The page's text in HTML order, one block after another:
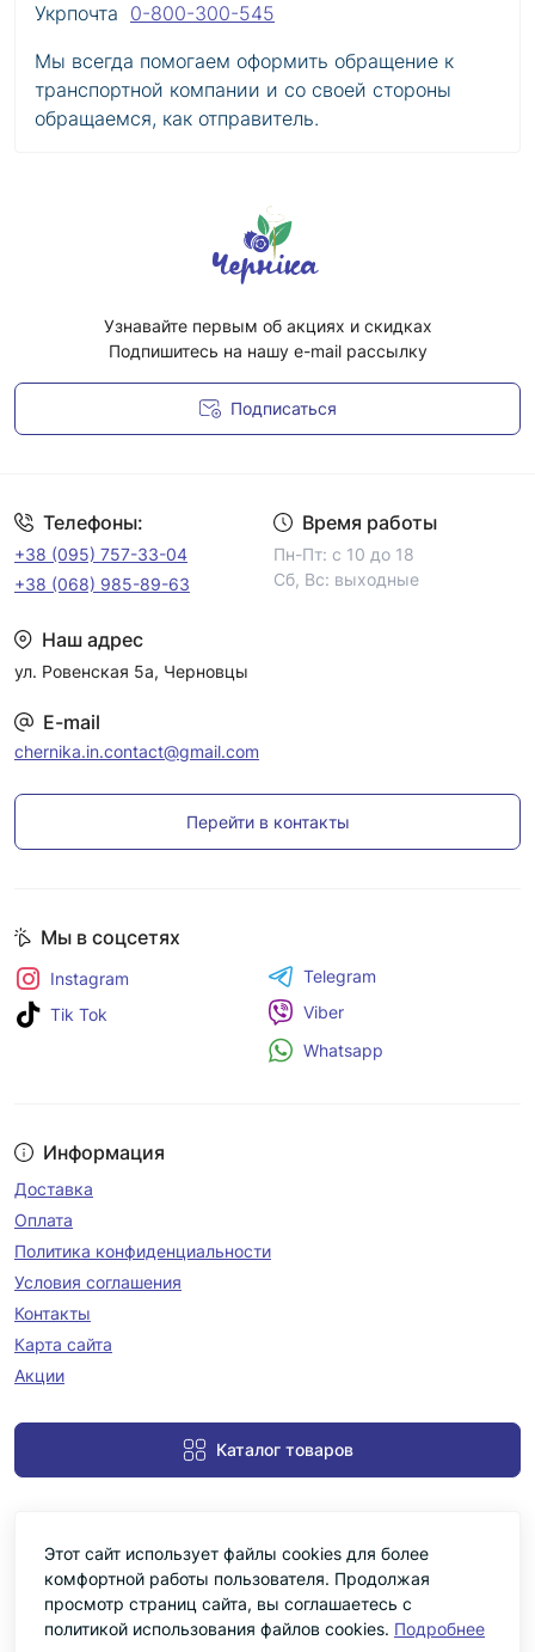
Укрпочта 0-800-300-545
Мы всегда помогаем оформить обращение к
транспортной компании и со своей стороны
обращаемся, как отправитель.
Узнавайте первым об акциях и скидках
Подпишитесь на нашу e-mail рассылку
Подписаться
Телефоны:
+38 (095) 757-33-04
+38 (068) 985-89-63
Время работы
Пн-Пт: с 10 до 18
Сб, Вс: выходные
Наш адрес
ул. Ровенская 5а, Черновцы
E-mail
chernika.in.contact@gmail.com
Перейти в контакты
Информация
Доставка
Оплата
Политика конфиденциальности
Условия соглашения
Контакты
Карта сайта
Акции
Каталог товаров
Мы в соцсетях
Instagram
Tik Tok
Telegram
Viber
Whatsapp
Черніка © 2026
Этот сайт использует файлы cookies для более
комфортной работы пользователя. Продолжая
просмотр страниц сайта, вы соглашаетесь с
политикой использования файлов cookies. Подробнее